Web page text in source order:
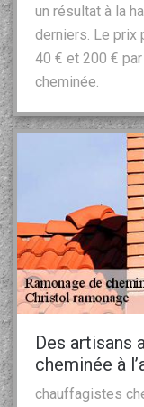
un résultat à la
derniers. Le prix
40 € et 200 €
cheminée.
Des artisans
cheminée à
chauffagistes